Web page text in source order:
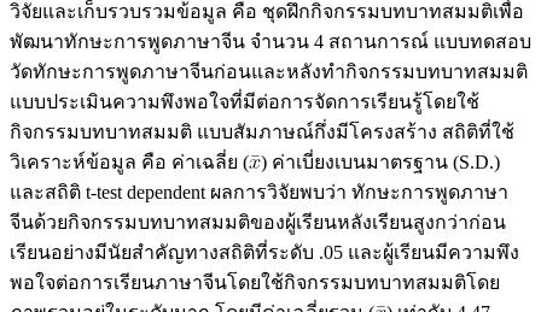
วิจัยและเก็บรวบรวมข้อมูล คือ ชุดฝึกกิจกรรมบทบาทสมมติเพื่อ
พัฒนาทักษะการพูดภาษาจีน จำนวน 4 สถานการณ์ แบบทดสอบ
วัดทักษะการพูดภาษาจีนก่อนและหลังทำกิจกรรมบทบาทสมมติ
แบบประเมินความพึงพอใจที่มีต่อการจัดการเรียนรู้โดยใช้
กิจกรรมบทบาทสมมติ แบบสัมภาษณ์กึ่งมีโครงสร้าง สถิติที่ใช้
วิเคราะห์ข้อมูล คือ ค่าเฉลี่ย ( ) ค่าเบี่ยงเบนมาตรฐาน (S.D.)
และสถิติ t-test dependent ผลการวิจัยพบว่า ทักษะการพูดภาษา
จีนด้วยกิจกรรมบทบาทสมมติของผู้เรียนหลังเรียนสูงกว่าก่อน
เรียนอย่างมีนัยสำคัญทางสถิติที่ระดับ .05 และผู้เรียนมีความพึง
พอใจต่อการเรียนภาษาจีนโดยใช้กิจกรรมบทบาทสมมติโดย